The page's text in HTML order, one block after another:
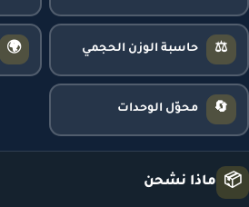
⚖️ حاسبة الوزن الحجمي 🌍
🔄 محوّل الوحدات
📦 ماذا نشحن